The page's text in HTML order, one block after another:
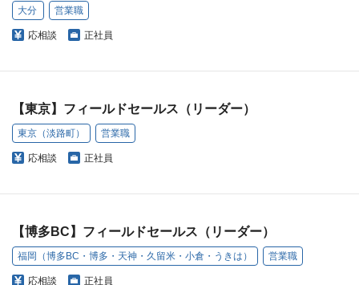
大分 営業職
応相談 正社員
【東京】フィールドセールス（リーダー）
東京（淡路町） 営業職
応相談 正社員
【博多BC】フィールドセールス（リーダー）
福岡（博多BC・博多・天神・久留米・小倉・うきは） 営業職
応相談 正社員